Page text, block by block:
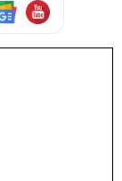
मिला है।